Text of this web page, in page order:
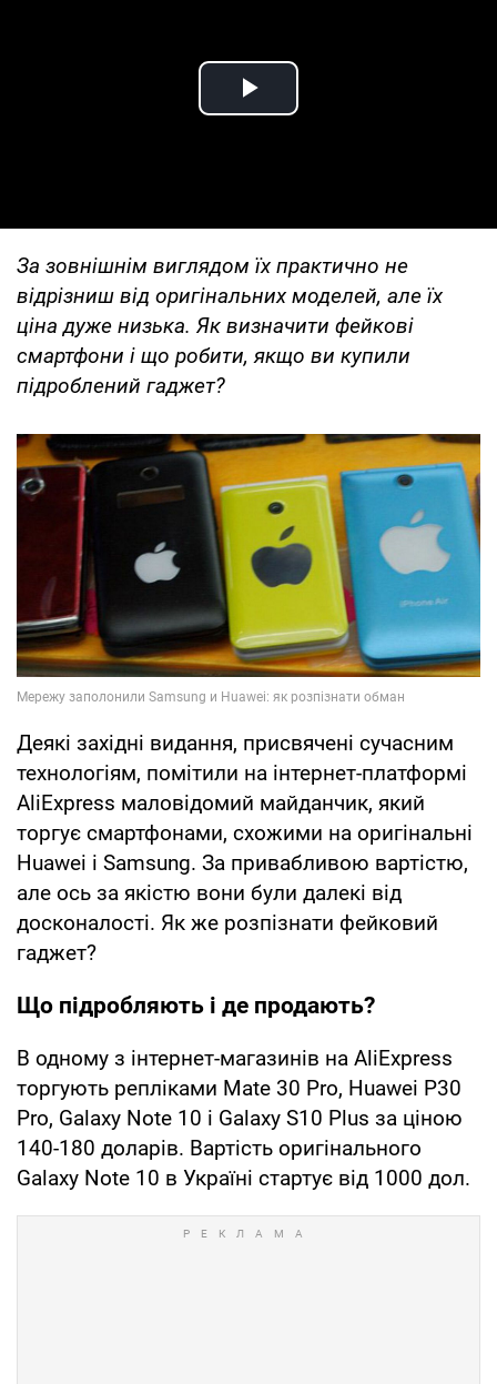
Play Video
За зовнішнім виглядом їх практично не
відрізниш від оригінальних моделей, але їх
ціна дуже низька. Як визначити фейкові
смартфони і що робити, якщо ви купили
підроблений гаджет?
Деякі західні видання, присвячені сучасним
технологіям, помітили на інтернет-платформі
AliExpress маловідомий майданчик, який
торгує смартфонами, схожими на оригінальні
Huawei і Samsung. За привабливою вартістю,
але ось за якістю вони були далекі від
досконалості. Як же розпізнати фейковий
гаджет?
Що підробляють і де продають?
В одному з інтернет-магазинів на AliExpress
торгують репліками Mate 30 Pro, Huawei P30
Pro, Galaxy Note 10 і Galaxy S10 Plus за ціною
140-180 доларів. Вартість оригінального
Galaxy Note 10 в Україні стартує від 1000 дол.